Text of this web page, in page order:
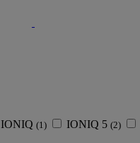
IONIQ (1) IONIQ 5 (2)